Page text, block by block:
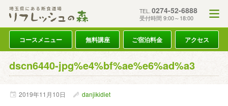
TEL. 0274-52-6888
受付時間 9:00～18:00
コースメニュー 無料講座 ご宿泊料金 アクセス
dscn6440-jpg%e4%bf%ae%e6%ad%a3
2019年11月10日 danjikidiet